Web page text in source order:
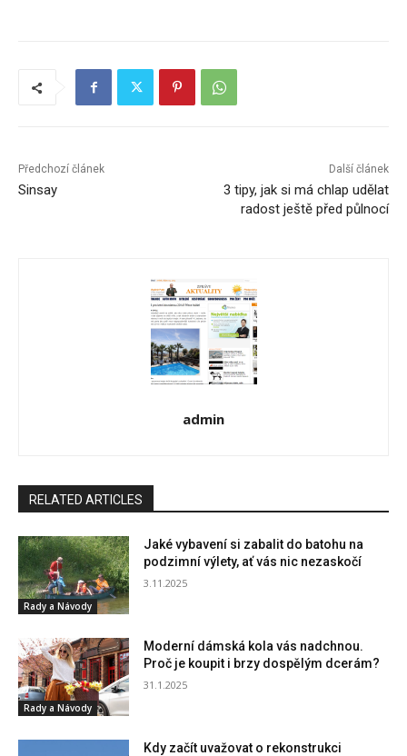
Předchozí článek
Sinsay
Další článek
3 tipy, jak si má chlap udělat
radost ještě před půlnocí
admin
RELATED ARTICLES
Rady a Návody
Jaké vybavení si zabalit do batohu na
podzimní výlety, ať vás nic nezaskočí
3.11.2025
Rady a Návody
Moderní dámská kola vás nadchnou.
Proč je koupit i brzy dospělým dcerám?
31.1.2025
Kdy začít uvažovat o rekonstrukci